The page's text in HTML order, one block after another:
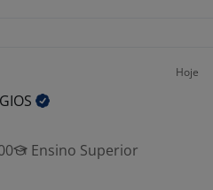
Hoje
Ensino Superior